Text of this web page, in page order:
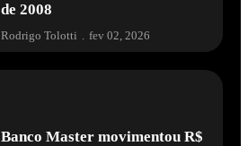
de 2008
Rodrigo Tolotti . fev 02, 2026
Banco Master movimentou R$